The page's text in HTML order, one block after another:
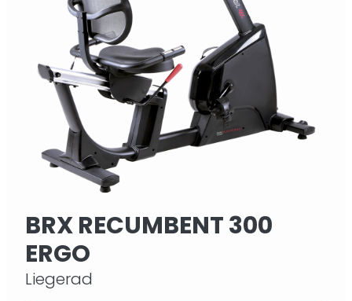
BRX RECUMBENT 300
ERGO
Liegerad